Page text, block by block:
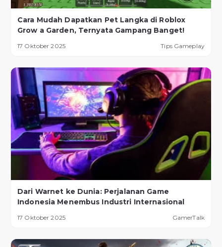
Cara Mudah Dapatkan Pet Langka di Roblox
Grow a Garden, Ternyata Gampang Banget!
17 Oktober 2025 Tips Gameplay
Dari Warnet ke Dunia: Perjalanan Game
Indonesia Menembus Industri Internasional
17 Oktober 2025 GamerTalk